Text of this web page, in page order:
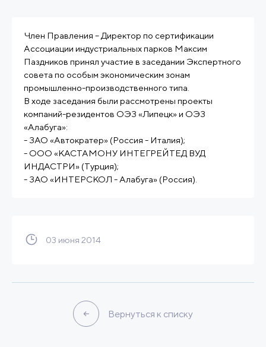
Член Правления – Директор по сертификации
Ассоциации индустриальных парков Максим
Паздников принял участие в заседании Экспертного
совета по особым экономическим зонам
промышленно-производственного типа.
В ходе заседания были рассмотрены проекты
компаний-резидентов ОЭЗ «Липецк» и ОЭЗ
«Алабуга»:
- ЗАО «Автократер» (Россия - Италия);
- ООО «КАСТАМОНУ ИНТЕГРЕЙТЕД ВУД
ИНДАСТРИ» (Турция);
- ЗАО «ИНТЕРСКОЛ - Алабуга» (Россия).
03 июня 2014
Вернуться к списку